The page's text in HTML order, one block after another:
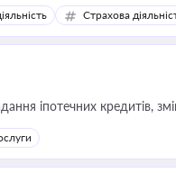
Страхова
іпотечних кредитів,